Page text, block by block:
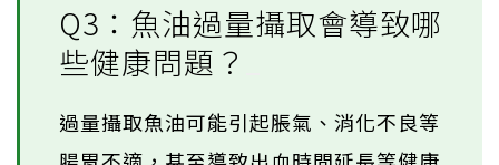
Q3：魚油過量攝取會導致哪
些健康問題？
過量攝取魚油可能引起脹氣、消化不良等